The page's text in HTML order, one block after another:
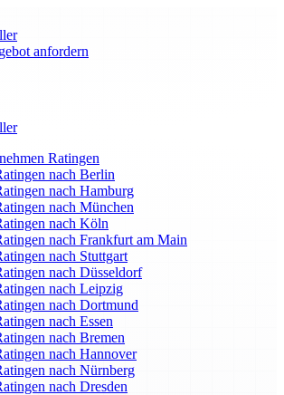
anfordern
Ratingen
nach Berlin
nach Hamburg
nach München
nach Köln
nach Frankfurt am Main
nach Stuttgart
nach Düsseldorf
nach Leipzig
nach Dortmund
nach Essen
nach Bremen
nach Hannover
nach Nürnberg
nach Dresden